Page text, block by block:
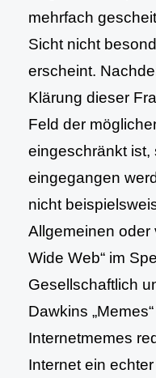
mehrfach
Sicht nicht
erscheint.
Klärung dieser
Feld der
eingeschränkt ist,
eingegangen
nicht
Allgemeinen oder
Wide Web“ im
Gesellschaftlich
Dawkins
Internetmemes
Internet ein